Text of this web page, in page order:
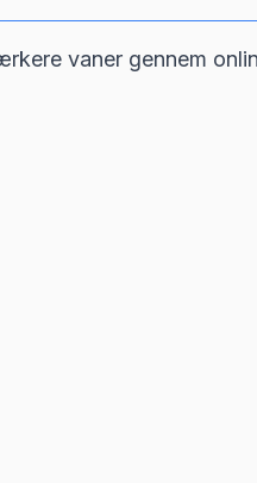
vaner gennem